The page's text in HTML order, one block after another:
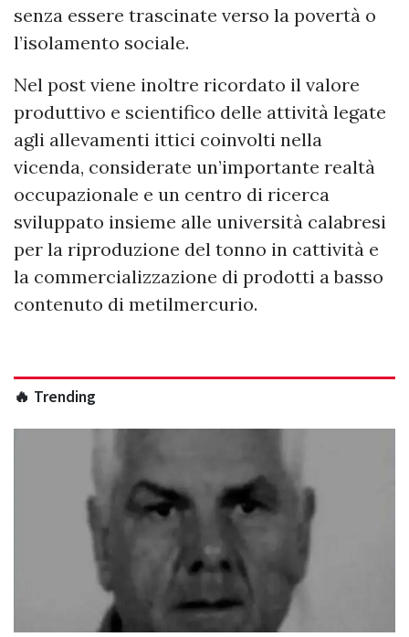
senza essere trascinate verso la povertà o
l’isolamento sociale.
Nel post viene inoltre ricordato il valore
produttivo e scientifico delle attività legate
agli allevamenti ittici coinvolti nella
vicenda, considerate un’importante realtà
occupazionale e un centro di ricerca
sviluppato insieme alle università calabresi
per la riproduzione del tonno in cattività e
la commercializzazione di prodotti a basso
contenuto di metilmercurio.
🔥 Trending